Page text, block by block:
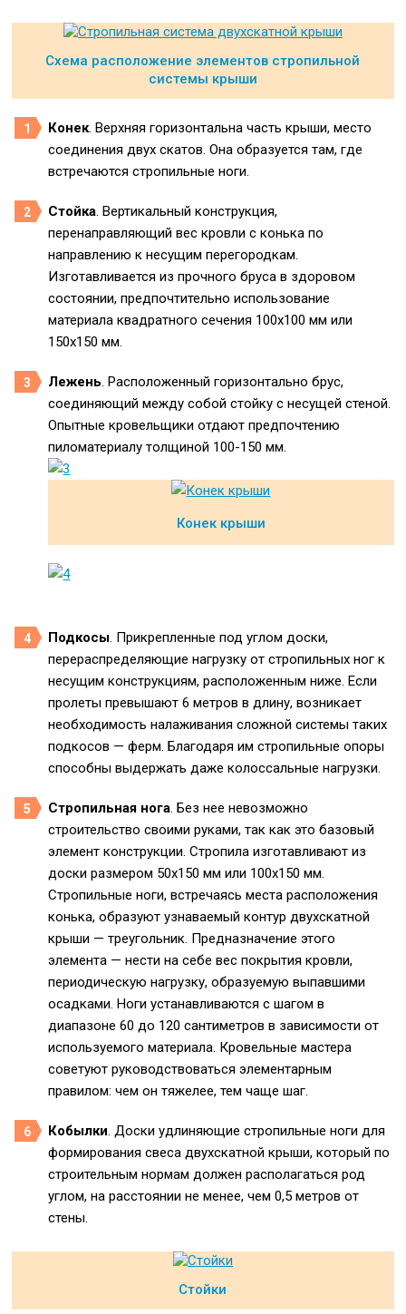
Схема расположение элементов стропильной
системы крыши
Конек. Верхняя горизонтальна часть крыши, место
соединения двух скатов. Она образуется там, где
встречаются стропильные ноги.
Стойка. Вертикальный конструкция,
перенаправляющий вес кровли с конька по
направлению к несущим перегородкам.
Изготавливается из прочного бруса в здоровом
состоянии, предпочтительно использование
материала квадратного сечения 100х100 мм или
150х150 мм.
Лежень. Расположенный горизонтально брус,
соединяющий между собой стойку с несущей стеной.
Опытные кровельщики отдают предпочтению
пиломатериалу толщиной 100-150 мм.
Конек крыши
Подкосы. Прикрепленные под углом доски,
перераспределяющие нагрузку от стропильных ног к
несущим конструкциям, расположенным ниже. Если
пролеты превышают 6 метров в длину, возникает
необходимость налаживания сложной системы таких
подкосов — ферм. Благодаря им стропильные опоры
способны выдержать даже колоссальные нагрузки.
Стропильная нога. Без нее невозможно
строительство своими руками, так как это базовый
элемент конструкции. Стропила изготавливают из
доски размером 50х150 мм или 100х150 мм.
Стропильные ноги, встречаясь места расположения
конька, образуют узнаваемый контур двухскатной
крыши — треугольник. Предназначение этого
элемента — нести на себе вес покрытия кровли,
периодическую нагрузку, образуемую выпавшими
осадками. Ноги устанавливаются с шагом в
диапазоне 60 до 120 сантиметров в зависимости от
используемого материала. Кровельные мастера
советуют руководствоваться элементарным
правилом: чем он тяжелее, тем чаще шаг.
Кобылки. Доски удлиняющие стропильные ноги для
формирования свеса двухскатной крыши, который по
строительным нормам должен располагаться род
углом, на расстоянии не менее, чем 0,5 метров от
стены.
Стойки